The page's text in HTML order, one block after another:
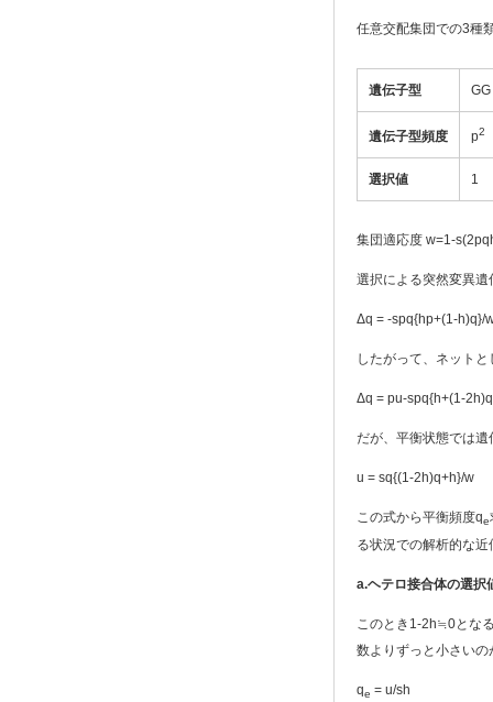
任意交配集団での3種
遺伝子型 GG
遺伝子型頻度 p2
選択値 1
集団適応度 w=1-
選択による突然変異
Δq = -spq{hp+(1-h)q}/
したがって、ネット
Δq = pu-spq{h+(1-
だが、平衡状態では
u = sq{(1-2h)q+h}/w
この式から平衡頻度qe
る状況での解析的な
a.ヘテロ接合体の選択
このとき1-2h≒0とな
数よりずっと小さい
qe = u/sh